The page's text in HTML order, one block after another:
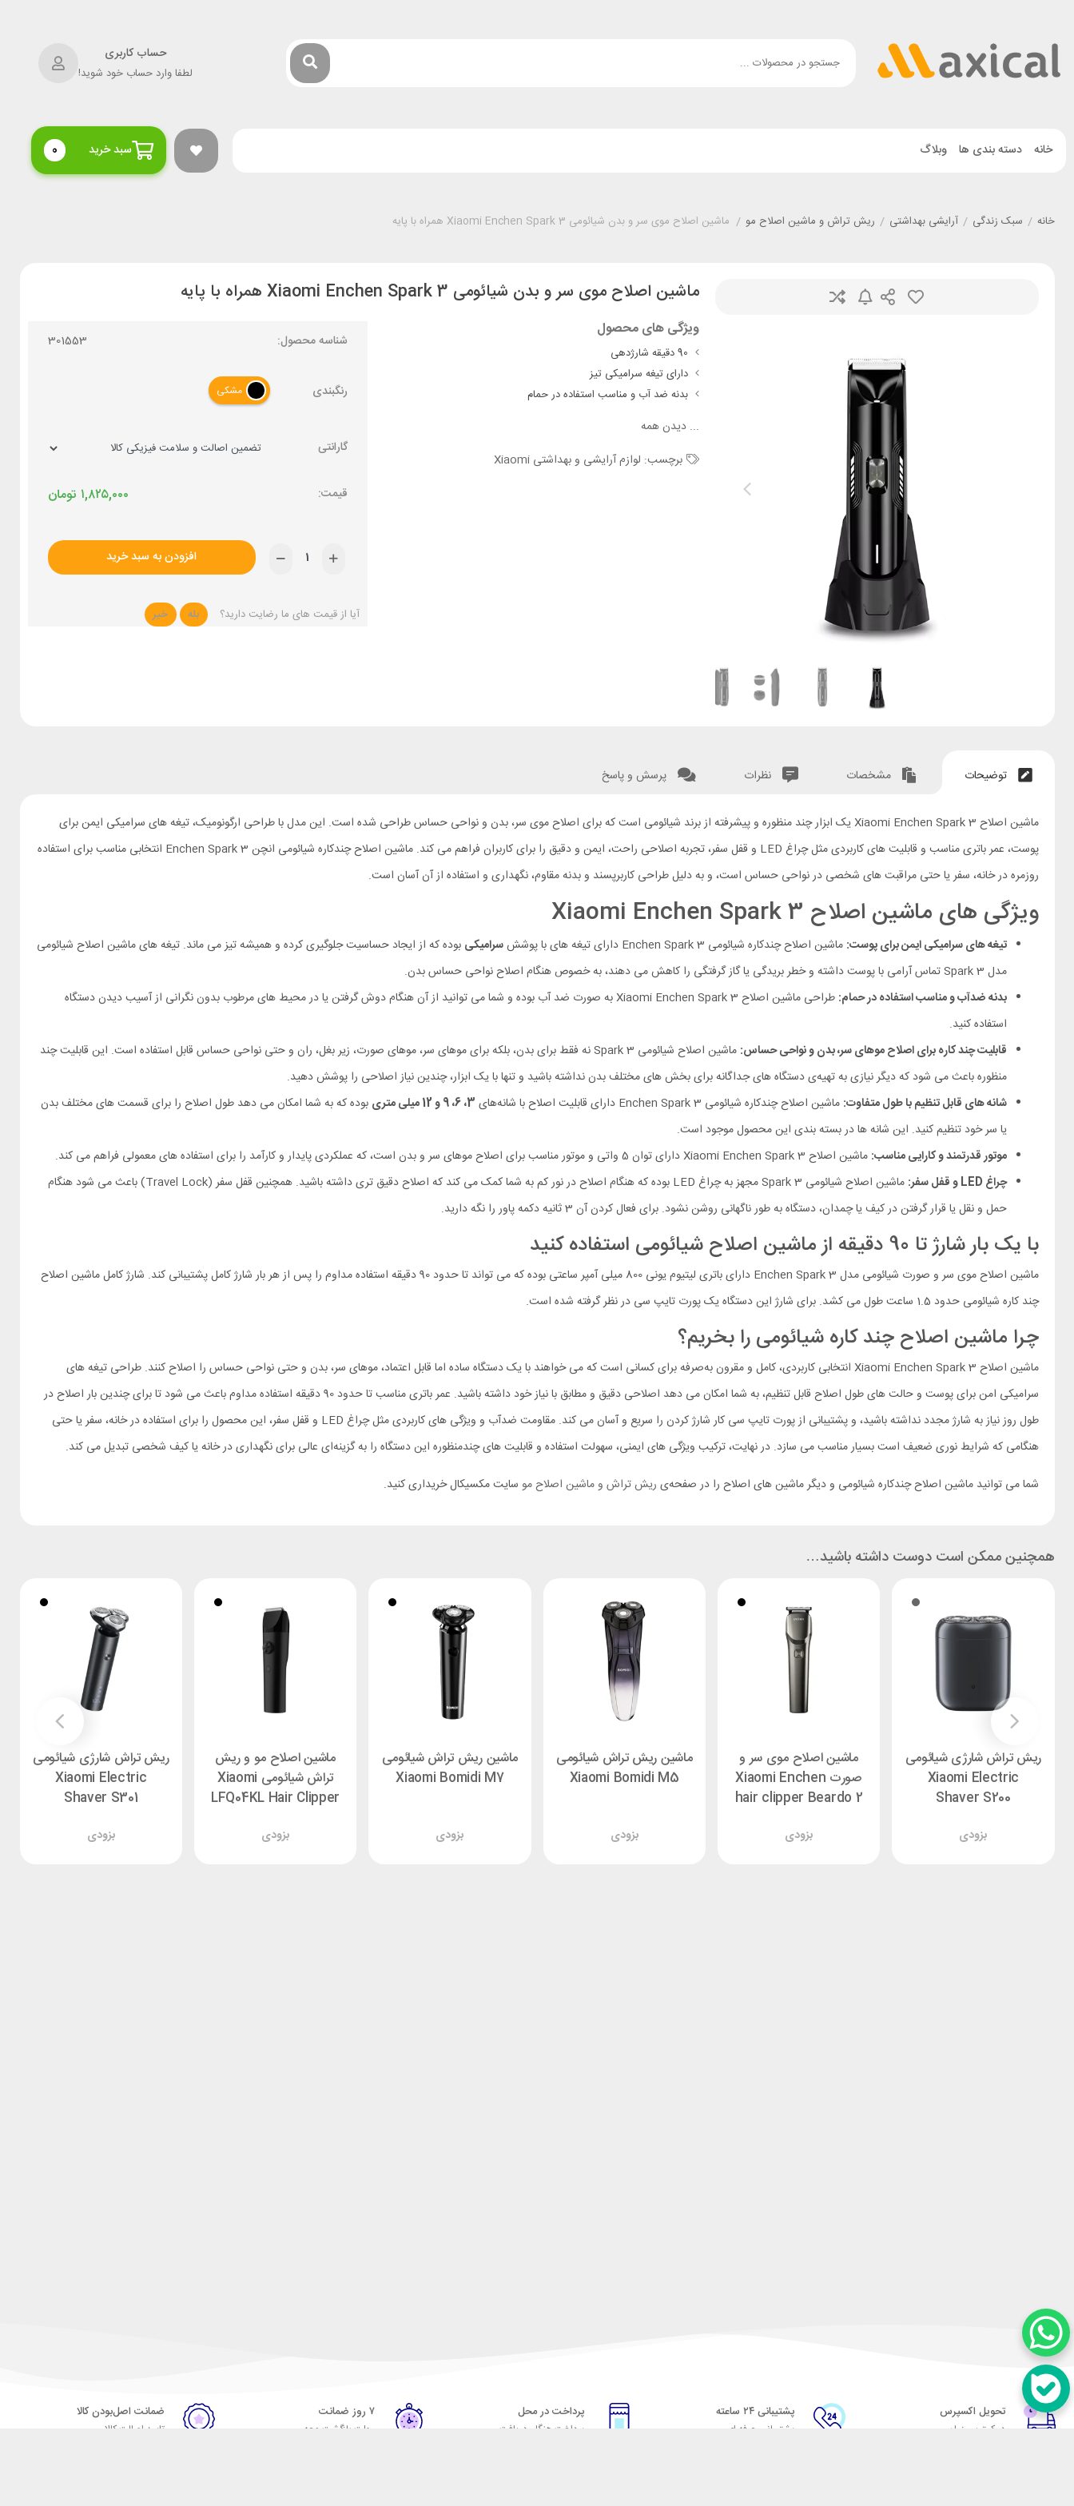
حساب کاربری
لطفا وارد حساب خود شوید!
خانه دسته بندی ها وبلاگ سبد خرید 0
خانه / سبک زندگی / آرایشی بهداشتی / ریش تراش و ماشین اصلاح مو / ماشین اصلاح موی سر و بدن شیائومی Xiaomi Enchen Spark 3 همراه با پایه
ماشین اصلاح موی سر و بدن شیائومی Xiaomi Enchen Spark 3 همراه با پایه
ویژگی های محصول
دارای تیغه سرامیکی تیز
بدنه ضد آب و مناسب استفاده‌ در حمام
...دیدن همه
برچسب: لوازم آرایشی و بهداشتی Xiaomi
شناسه محصول: 301553
رنگبندی مشکی
گارانتی
تومان ۱,۸۲۵,۰۰۰
افزودن به سبد خرید
آیا از قیمت های ما رضایت دارید؟ بله خیر
توضیحات مشخصات نظرات پرسش و پاسخ
ماشین اصلاح Xiaomi Enchen Spark 3 یک ابزار چند منظوره و پیشرفته از برند شیائومی است که برای اصلاح موی سر، بدن و نواحی حساس طراحی شده است. این مدل با طراحی ارگونومیک، تیغه‌ های سرامیکی ایمن برای
پوست، عمر باتری مناسب و قابلیت‌ های کاربردی مثل چراغ LED و قفل سفر، تجربه‌ اصلاحی راحت، ایمن و دقیق را برای کاربران فراهم می‌ کند. ماشین اصلاح چندکاره شیائومی انچن Enchen Spark 3 انتخابی مناسب برای استفاده‌
روزمره در خانه، سفر یا حتی مراقبت‌ های شخصی در نواحی حساس است، و به‌ دلیل طراحی کاربرپسند و بدنه مقاوم، نگهداری و استفاده از آن آسان است.
ویژگی های ماشین اصلاح Xiaomi Enchen Spark 3
تیغه‌ های سرامیکی ایمن برای پوست: ماشین اصلاح چندکاره شیائومی Enchen Spark 3 دارای تیغه‌ های با پوشش سرامیکی بوده که از ایجاد حساسیت جلوگیری کرده و همیشه تیز می ماند. تیغه های ماشین اصلاح شیائومی
مدل Spark 3 تماس آرامی با پوست داشته و خطر بریدگی یا گاز گرفتگی را کاهش می‌ دهند، به‌ خصوص هنگام اصلاح نواحی حساس بدن.
بدنه ضدآب و مناسب استفاده‌ در حمام:
طراحی ماشین اصلاح Xiaomi Enchen Spark 3 به صورت ضد آب بوده و شما می‌ توانید از آن هنگام دوش گرفتن یا در محیط‌ های مرطوب بدون نگرانی از آسیب دیدن دستگاه
استفاده کنید.
قابلیت چند کاره برای اصلاح موهای سر، بدن و نواحی حساس:
ماشین اصلاح شیائومی Spark 3 نه فقط برای بدن، بلکه برای موهای سر، موهای صورت، زیر بغل، ران و حتی نواحی حساس قابل استفاده است. این قابلیت چند
منظوره باعث می‌ شود که دیگر نیازی به تهیه‌ی دستگاه‌ های جداگانه برای بخش‌ های مختلف بدن نداشته باشید و تنها با یک ابزار، چندین نیاز اصلاحی را پوشش دهید.
شانه‌ های قابل‌ تنظیم با طول متفاوت: ماشین اصلاح چندکاره شیائومی Enchen Spark 3 دارای قابلیت اصلاح با شانه‌‌های 3، 6، 9 و 12 میلی متری
بوده که به شما امکان می‌ دهد طول اصلاح را برای قسمت‌ های مختلف بدن
یا سر خود تنظیم کنید. این شانه ها در بسته بندی این محصول موجود است.
موتور قدرتمند و کارایی مناسب: ماشین اصلاح Xiaomi Enchen Spark 3 دارای توان 5 واتی و موتور مناسب برای اصلاح موهای سر و بدن است، که عملکردی پایدار و کارآمد را برای استفاده‌ های معمولی فراهم می‌ کند.
چراغ LED و قفل سفر:
ماشین اصلاح شیائومی Spark 3 مجهز به چراغ LED بوده که هنگام اصلاح در نور کم به شما کمک می‌ کند که اصلاح دقیق تری داشته باشید. همچنین قفل سفر (Travel Lock) باعث می‌ شود هنگام
حمل‌ و نقل یا قرار گرفتن در کیف یا چمدان، دستگاه به‌ طور ناگهانی روشن نشود. برای فعال کردن آن 3 ثانیه دکمه پاور را نگه دارید.
با یک بار شارژ تا 90 دقیقه از ماشین اصلاح شیائومی استفاده کنید
ماشین اصلاح موی سر و صورت شیائومی مدل Enchen Spark 3 دارای باتری لیتیوم یونی 800 میلی آمپر ساعتی بوده که می‌ تواند تا حدود 90 دقیقه استفاده مداوم را پس از هر بار شارژ کامل پشتیبانی کند. شارژ کامل ماشین اصلاح
چند کاره شیائومی حدود 1.5 ساعت طول می‌ کشد. برای شارژ این دستگاه یک پورت تایپ سی در نظر گرفته شده است.
چرا ماشین اصلاح چند کاره شیائومی را بخریم؟
ماشین اصلاح Xiaomi Enchen Spark 3 انتخابی کاربردی، کامل و مقرون‌ به‌صرفه برای کسانی است که می‌ خواهند با یک دستگاه ساده اما قابل‌ اعتماد، موهای سر، بدن و حتی نواحی حساس را اصلاح کنند. طراحی تیغه‌ های
سرامیکی امن برای پوست و حالت‌ های طول اصلاح قابل‌ تنظیم، به شما امکان می‌ دهد اصلاحی دقیق و مطابق با نیاز خود داشته باشید. عمر باتری مناسب تا حدود 90 دقیقه استفاده مداوم باعث می‌ شود تا برای چندین بار اصلاح در
طول روز نیاز به شارژ مجدد نداشته باشید، و پشتیبانی از پورت تایپ سی کار شارژ کردن را سریع و آسان می‌ کند. مقاومت ضدآب و ویژگی‌ های کاربردی مثل چراغ LED و قفل سفر، این محصول را برای استفاده در خانه، سفر یا حتی
هنگامی که شرایط نوری ضعیف است بسیار مناسب می‌ سازد. در نهایت، ترکیب ویژگی‌ های ایمنی، سهولت استفاده و قابلیت‌ های چندمنظوره این دستگاه را به گزینه‌ای عالی برای نگهداری در خانه یا کیف شخصی تبدیل می‌ کند.
شما می توانید ماشین اصلاح چندکاره شیائومی و دیگر ماشین های اصلاح را در صفحه‌ی ریش تراش و ماشین اصلاح مو سایت مکسیکال خریداری کنید.
همچنین ممکن است دوست داشته باشید…
ریش تراش شارژی شیائومی
Xiaomi Electric
Shaver S200
بزودی
ماشین اصلاح موی سر و
صورت Xiaomi Enchen
hair clipper Beardo 2
بزودی
ماشین ریش تراش شیائومی
Xiaomi Bomidi M5
بزودی
ماشین ریش تراش شیائومی
Xiaomi Bomidi M7
بزودی
ماشین اصلاح مو و ریش
تراش شیائومی Xiaomi
LFQ04KL Hair Clipper
بزودی
ریش تراش شارژی شیائومی
Xiaomi Electric
Shaver S301
بزودی
تحویل اکسپرس
در کمترین زمان
پشتیبانی ۲۴ ساعته
پشتیبانی حرفه ای
پرداخت در محل
پرداخت هنگام دریافت
۷ روز ضمانت
مهلت بازگشت وجه
ضمانت اصل‌بودن کالا
تایید اصالت کالا